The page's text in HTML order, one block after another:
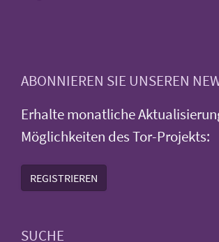
ABONNIEREN SIE UNSEREN
Erhalte monatliche
Möglichkeiten des Tor-Projekts:
REGISTRIEREN
SUCHE